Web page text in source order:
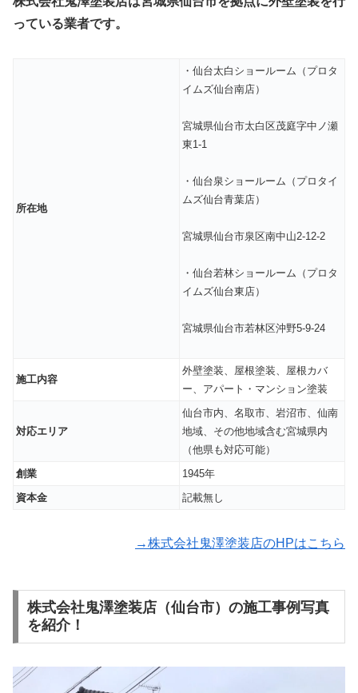
っている業者です。
所在地
・仙台太白ショールーム（プロタ
イムズ仙台南店）
宮城県仙台市太白区茂庭字中ノ瀬
東1-1
・仙台泉ショールーム（プロタイ
ムズ仙台青葉店）
宮城県仙台市泉区南中山2-12-2
・仙台若林ショールーム（プロタ
イムズ仙台東店）
宮城県仙台市若林区沖野5-9-24
施工内容
外壁塗装、屋根塗装、屋根カバ
ー、アパート・マンション塗装
対応エリア
仙台市内、名取市、岩沼市、仙南
地域、その他地域含む宮城県内
（他県も対応可能）
創業
1945年
資本金
記載無し
→株式会社鬼澤塗装店のHPはこちら
株式会社鬼澤塗装店（仙台市）の施工事例写真
を紹介！